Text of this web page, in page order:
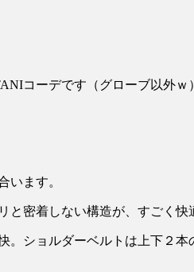
コーデです（グローブ以外ｗ
います。
密着しない構造が、すごく快
ショルダーベルトは上下２